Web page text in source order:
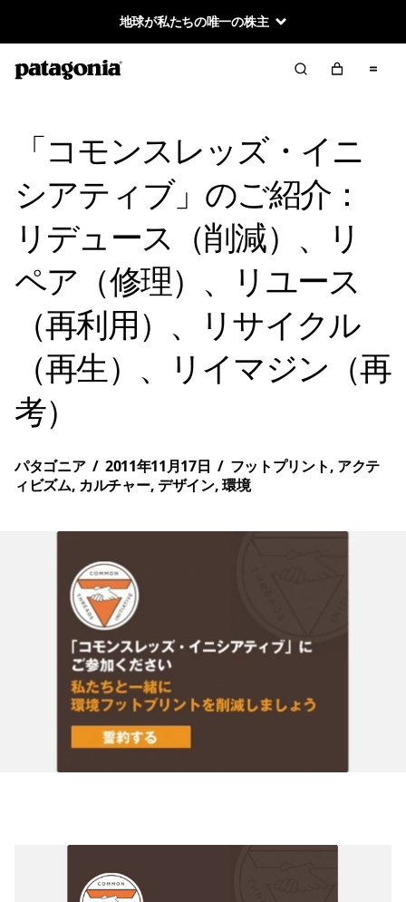
地球が私たちの唯一の株主
「コモンスレッズ・イニ
シアティブ」のご紹介：
リデュース（削減）、リ
ペア（修理）、リユース
（再利用）、リサイクル
（再生）、リイマジン（再
考）
パタゴニア / 2011年11月17日 / フットプリント, アクテ
ィビズム, カルチャー,デザイン,環境